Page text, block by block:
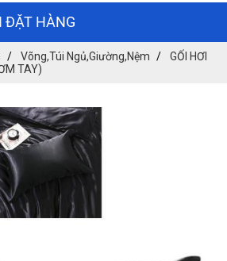
ĐẶT HÀNG
Võng,Túi Ngủ,Giường,Nệm
GỐI HƠI
TAY)